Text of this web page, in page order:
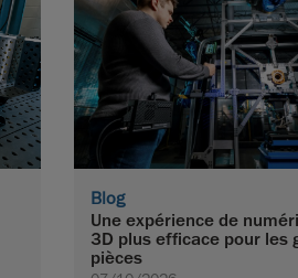
Blog
Une expérience de
3D plus efficace pour les
pièces